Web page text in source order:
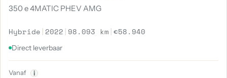
350 e 4MATIC PHEV AMG
Hybride | 2022 | 98.093 km |€58.940
Direct leverbaar
Vanaf i